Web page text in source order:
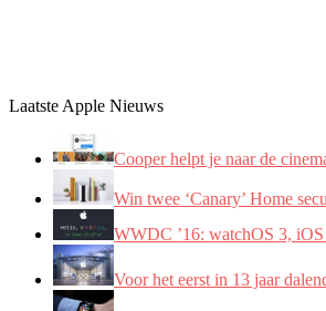
Laatste Apple Nieuws
Cooper helpt je naar de
Win twee ‘Canary’ Home
WWDC ’16: watchOS 3,
Voor het eerst in 13 jaar